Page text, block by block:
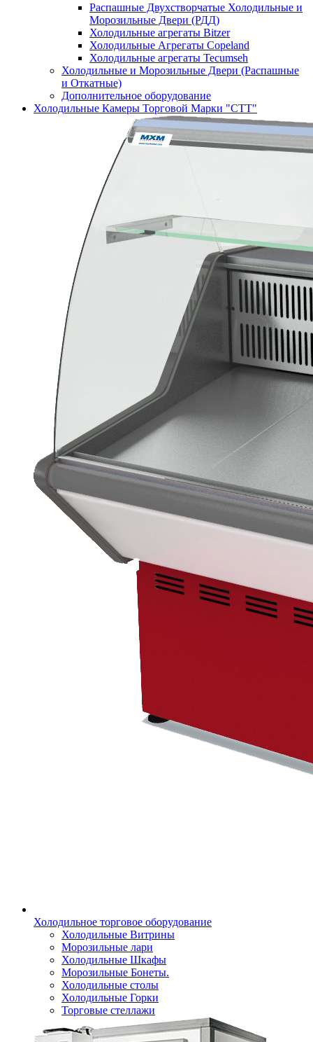
Распашные Двухстворчатые Холодильные и
Морозильные Двери (РДД)
Холодильные агрегаты Bitzer
Холодильные Агрегаты Copeland
Холодильные агрегаты Tecumseh
Холодильные и Морозильные Двери (Распашные
и Откатные)
Дополнительное оборудование
Холодильные Камеры Торговой Марки "СТТ"
Холодильное торговое оборудование
Холодильные Витрины
Морозильные лари
Холодильные Шкафы
Морозильные Бонеты.
Холодильные столы
Холодильные Горки
Торговые стеллажи